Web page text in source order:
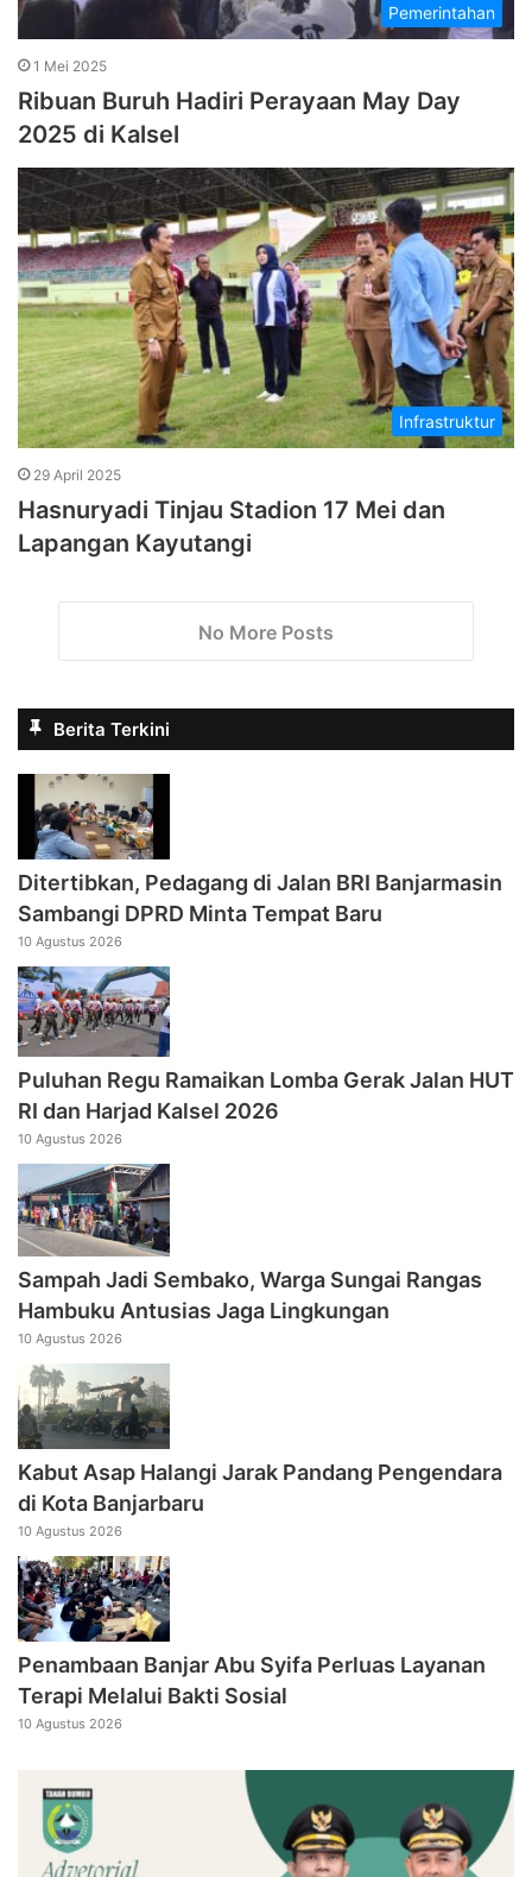
Pemerintahan
1 Mei 2025
Ribuan Buruh Hadiri Perayaan May Day
2025 di Kalsel
Infrastruktur
29 April 2025
Hasnuryadi Tinjau Stadion 17 Mei dan
Lapangan Kayutangi
No More Posts
Berita Terkini
Ditertibkan, Pedagang di Jalan BRI Banjarmasin
Sambangi DPRD Minta Tempat Baru
10 Agustus 2026
Puluhan Regu Ramaikan Lomba Gerak Jalan HUT
RI dan Harjad Kalsel 2026
10 Agustus 2026
Sampah Jadi Sembako, Warga Sungai Rangas
Hambuku Antusias Jaga Lingkungan
10 Agustus 2026
Kabut Asap Halangi Jarak Pandang Pengendara
di Kota Banjarbaru
10 Agustus 2026
Penambaan Banjar Abu Syifa Perluas Layanan
Terapi Melalui Bakti Sosial
10 Agustus 2026